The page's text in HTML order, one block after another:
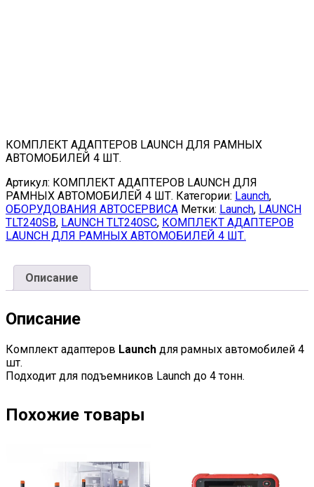
КОМПЛЕКТ АДАПТЕРОВ LAUNCH ДЛЯ РАМНЫХ
АВТОМОБИЛЕЙ 4 ШТ.
Артикул: КОМПЛЕКТ АДАПТЕРОВ LAUNCH ДЛЯ
РАМНЫХ АВТОМОБИЛЕЙ 4 ШТ. Категории: Launch,
ОБОРУДОВАНИЯ АВТОСЕРВИСА Метки: Launch, LAUNCH
TLT240SB, LAUNCH TLT240SC, КОМПЛЕКТ АДАПТЕРОВ
LAUNCH ДЛЯ РАМНЫХ АВТОМОБИЛЕЙ 4 ШТ.
Описание
Описание
Комплект адаптеров Launch для рамных автомобилей 4
шт.
Подходит для подъемников Launch до 4 тонн.
Похожие товары